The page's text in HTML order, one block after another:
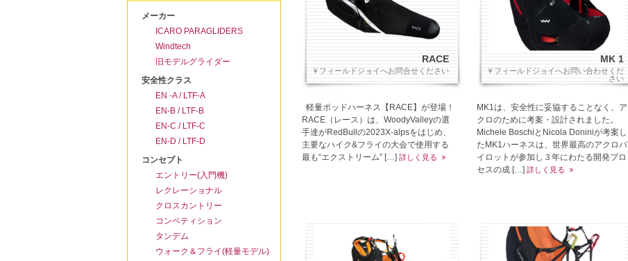
メーカー
ICARO PARAGLIDERS
Windtech
旧モデルグライダー
安全性クラス
EN -A / LTF-A
EN-B / LTF-B
EN-C / LTF-C
EN-D / LTF-D
コンセプト
エントリー(入門機)
レクレーショナル
クロスカントリー
コンペティション
タンデム
ウォーク＆フライ(軽量モデル)
RACE
￥フィールドジョイへお問合せください
軽量ポッドハーネス【RACE】が登場！
RACE（レース）は、WoodyValleyの選
手達がRedBullの2023X-alpsをはじめ、
主要なハイク&フライの大会で使用する
最も“エクストリーム” […] 詳しく見る
MK 1
￥フィールドジョイへお問い合わせくだ
さい
MK1は、安全性に妥協することなく、ア
クロのために考案・設計されました。
Michele BoschiとNicola Doniniが考案し
たMK1ハーネスは、世界最高のアクロパ
イロットが参加し３年にわたる開発プロ
セスの成 […] 詳しく見る